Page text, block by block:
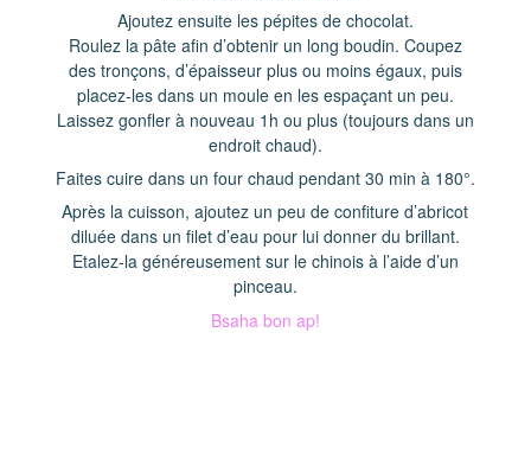
Ajoutez ensuite les pépites de chocolat.
Roulez la pâte afin d’obtenir un long boudin. Coupez
des tronçons, d’épaisseur plus ou moins égaux, puis
placez-les dans un moule en les espaçant un peu.
Laissez gonfler à nouveau 1h ou plus (toujours dans un
endroit chaud).
Faites cuire dans un four chaud pendant 30 min à 180°.
Après la cuisson, ajoutez un peu de confiture d’abricot
diluée dans un filet d’eau pour lui donner du brillant.
Etalez-la généreusement sur le chinois à l’aide d’un
pinceau.
Bsaha bon ap!